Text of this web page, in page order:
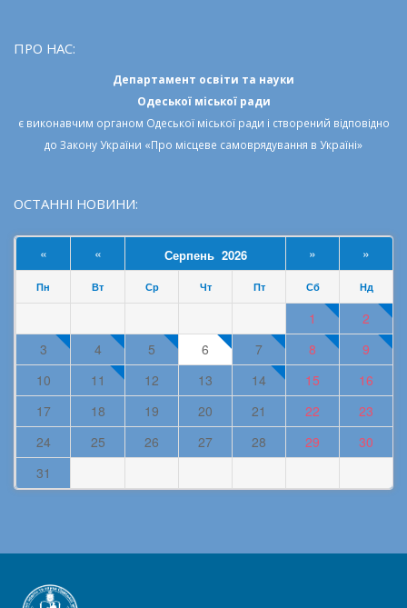
ПРО НАС:
Департамент освіти та науки
Одеської міської ради
є виконавчим органом Одеської міської ради і створений відповідно
до Закону України «Про місцеве самоврядування в Україні»
ОСТАННІ НОВИНИ:
« « Серпень 2026 » »
Пн Вт Ср Чт Пт Сб Нд
1
2
3
4 5 6 7 8
9
10
11 12 13 14 15
16
17
18 19 20 21 22
23
24
25 26 27 28 29
30
31